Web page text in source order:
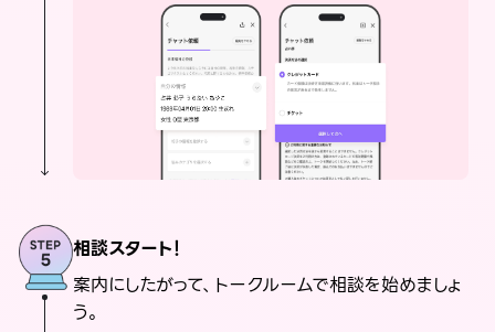
相談スタート！
案内にしたがって、トークルームで相談を始めましょ
う。